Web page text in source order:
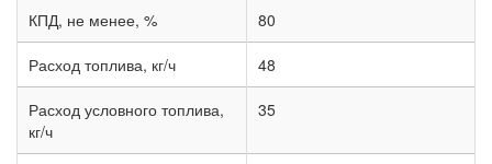
КПД, не менее, % 80
Расход топлива, кг/ч 48
Расход условного топлива,
кг/ч
35